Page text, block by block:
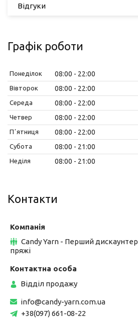
Відгуки
Графік роботи
Понеділок 08:00 22:00
Вівторок 08:00 22:00
Середа 08:00 22:00
Четвер 08:00 22:00
Пʼятниця 08:00 22:00
Субота 08:00 21:00
Неділя 08:00 21:00
Контакти
Candy Yarn - Перший дискаунтер
пряжі
Відділ продажу
info@candy-yarn.com.ua
+38(097) 661-08-22